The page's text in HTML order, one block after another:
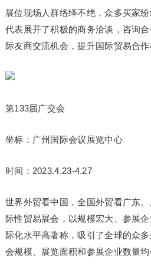
展位现场人群络绎不绝，众多买家
代表展开了积极的商务洽谈，咨询
际友商交流机会，提升国际贸易合作
第133届广交会
坐标：广州国际会议展览中心
时间：2023.4.23-4.27
世界外贸看中国，全国外贸看广东
际性贸易展会，以规模宏大、参展
际化水平高著称，吸引了全球的众
会规模、展览面积和参展企业数量均